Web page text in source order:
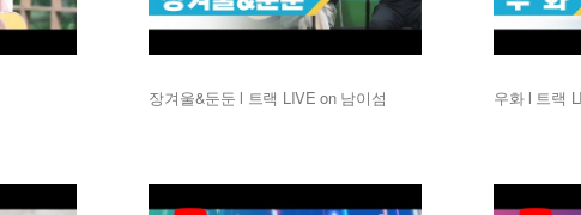
장겨울&둔둔 l 트랙 LIVE on 남이섬 우화 l 트랙